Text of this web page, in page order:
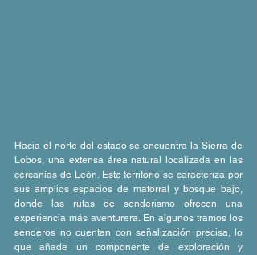
Hacia el norte del estado se encuentra la Sierra de
Lobos, una extensa área natural localizada en las
cercanías de León. Este territorio se caracteriza por
sus amplios espacios de matorral y bosque bajo,
donde las rutas de senderismo ofrecen una
experiencia más aventurera. En algunos tramos los
senderos no cuentan con señalización precisa, lo
que añade un componente de exploración y